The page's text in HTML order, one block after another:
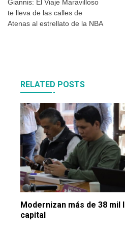
de
entradas
Giannis: El Viaje Maravilloso
te lleva de las calles de
Atenas al estrellato de la NBA
RELATED POSTS
Modernizan más de 38 mil
capital